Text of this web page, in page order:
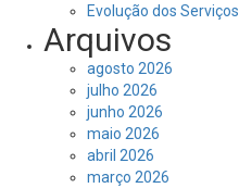
Evolução dos Serviços
Arquivos
agosto 2026
julho 2026
junho 2026
maio 2026
abril 2026
março 2026